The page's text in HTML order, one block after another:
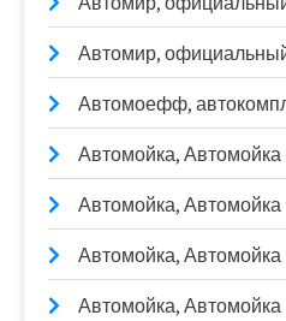
Автомир,
Автомоефф,
Автомойка, Автомойка
Автомойка, Автомойка
Автомойка, Автомойка
Автомойка, Автомойка